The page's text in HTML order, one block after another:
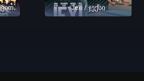
Jexi / ჯექსი